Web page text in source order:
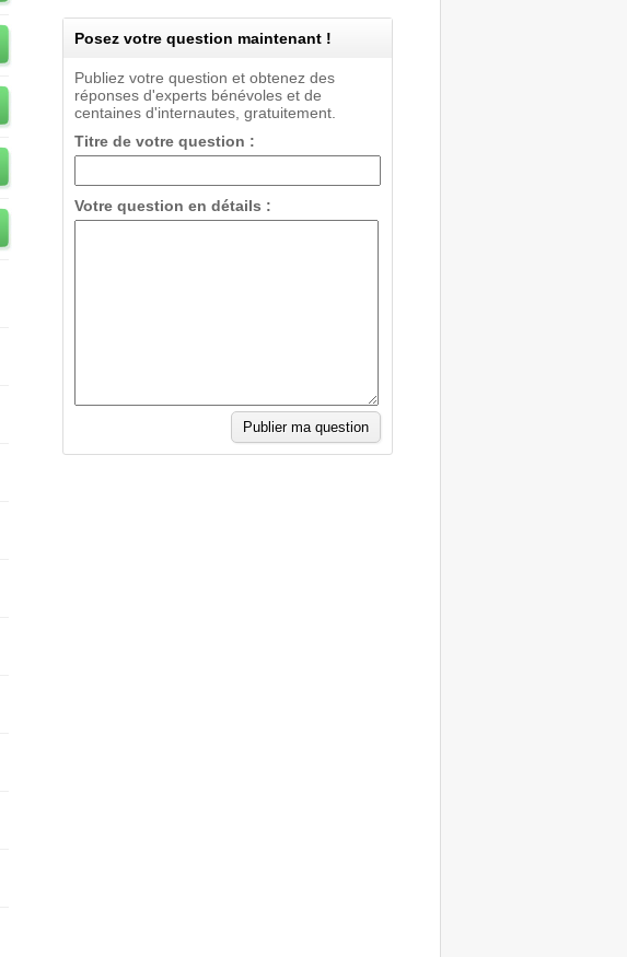
Posez votre question maintenant !
Publiez votre question et obtenez des
réponses d'experts bénévoles et de
centaines d'internautes, gratuitement.
Titre de votre question :
Votre question en détails :